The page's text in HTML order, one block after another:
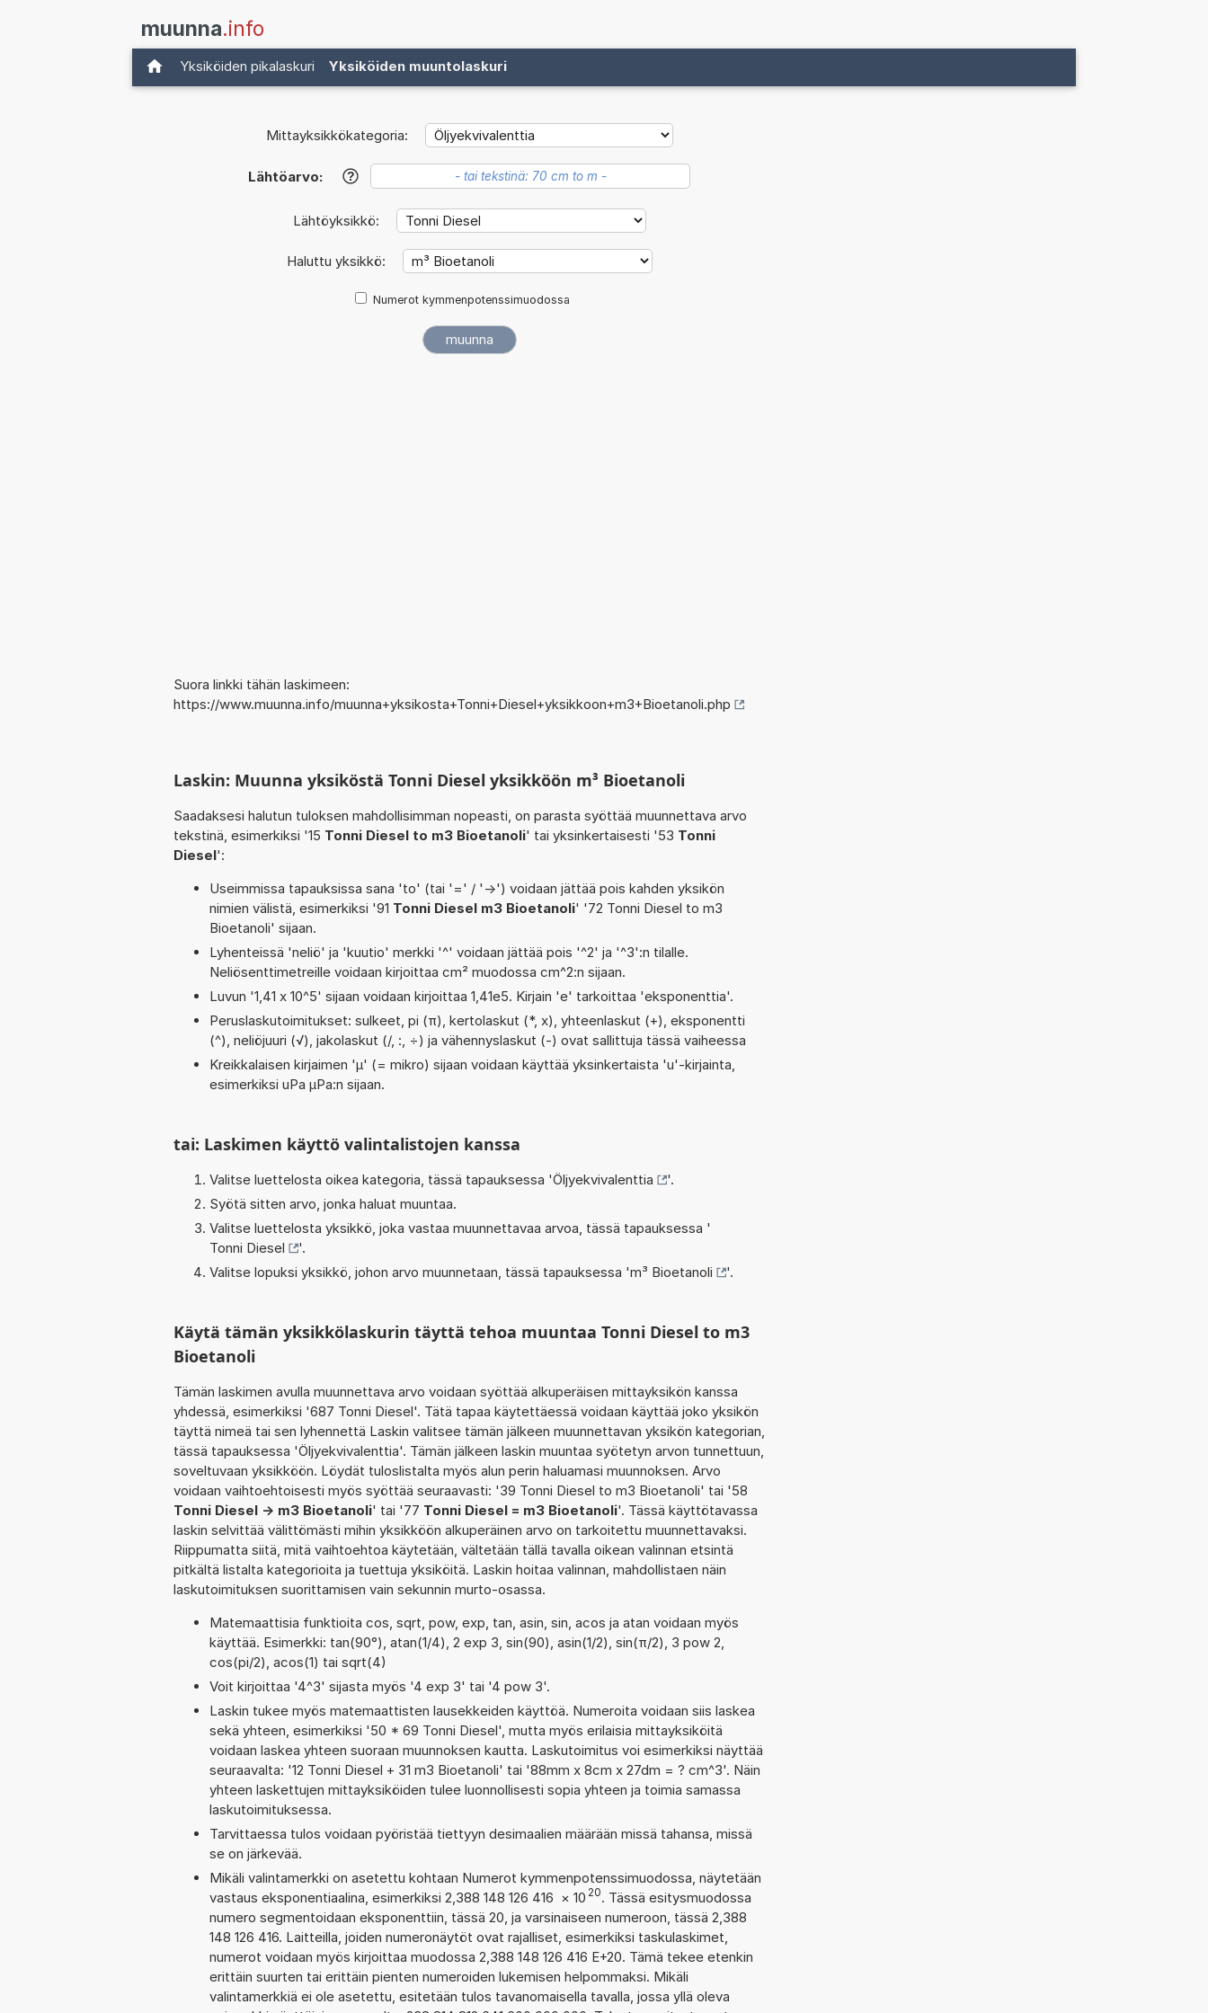
muunna.info
Yksiköiden pikalaskuri Yksiköiden muuntolaskuri
Mittayksikkökategoria:
Lähtöarvo: ?
Lähtöyksikkö:
Haluttu yksikkö:
Numerot kymmenpotenssimuodossa
Suora linkki tähän laskimeen:
https://www.muunna.info/muunna+yksikosta+Tonni+Diesel+yksikkoon+m3+Bioetanoli.php
Laskin: Muunna yksiköstä Tonni Diesel yksikköön m³ Bioetanoli
Saadaksesi halutun tuloksen mahdollisimman nopeasti, on parasta syöttää muunnettava arvo
tekstinä, esimerkiksi '15 Tonni Diesel to m3 Bioetanoli' tai yksinkertaisesti '53 Tonni
Diesel':
Useimmissa tapauksissa sana 'to' (tai '=' / '->') voidaan jättää pois kahden yksikön
nimien välistä, esimerkiksi '91 Tonni Diesel m3 Bioetanoli' '72 Tonni Diesel to m3
Bioetanoli' sijaan.
Lyhenteissä 'neliö' ja 'kuutio' merkki '^' voidaan jättää pois '^2' ja '^3':n tilalle.
Neliösenttimetreille voidaan kirjoittaa cm² muodossa cm^2:n sijaan.
Luvun '1,41 x 10^5' sijaan voidaan kirjoittaa 1,41e5. Kirjain 'e' tarkoittaa 'eksponenttia'.
Peruslaskutoimitukset: sulkeet, pi (π), kertolaskut (*, x), yhteenlaskut (+), eksponentti
(^), neliöjuuri (√), jakolaskut (/, :, ÷) ja vähennyslaskut (-) ovat sallittuja tässä vaiheessa
Kreikkalaisen kirjaimen 'µ' (= mikro) sijaan voidaan käyttää yksinkertaista 'u'-kirjainta,
esimerkiksi uPa µPa:n sijaan.
tai: Laskimen käyttö valintalistojen kanssa
Valitse luettelosta oikea kategoria, tässä tapauksessa 'Öljyekvivalenttia
'.
Syötä sitten arvo, jonka haluat muuntaa.
Valitse luettelosta yksikkö, joka vastaa muunnettavaa arvoa, tässä tapauksessa '
Tonni Diesel
'.
Valitse lopuksi yksikkö, johon arvo muunnetaan, tässä tapauksessa 'm³ Bioetanoli '.
Käytä tämän yksikkölaskurin täyttä tehoa muuntaa Tonni Diesel to m3
Bioetanoli
Tämän laskimen avulla muunnettava arvo voidaan syöttää alkuperäisen mittayksikön kanssa
yhdessä, esimerkiksi '687 Tonni Diesel'. Tätä tapaa käytettäessä voidaan käyttää joko yksikön
täyttä nimeä tai sen lyhennettä Laskin valitsee tämän jälkeen muunnettavan yksikön kategorian,
tässä tapauksessa 'Öljyekvivalenttia'. Tämän jälkeen laskin muuntaa syötetyn arvon tunnettuun,
soveltuvaan yksikköön. Löydät tuloslistalta myös alun perin haluamasi muunnoksen. Arvo
voidaan vaihtoehtoisesti myös syöttää seuraavasti: '39 Tonni Diesel to m3 Bioetanoli' tai '58
Tonni Diesel -> m3 Bioetanoli' tai '77 Tonni Diesel = m3 Bioetanoli'. Tässä käyttötavassa
laskin selvittää välittömästi mihin yksikköön alkuperäinen arvo on tarkoitettu muunnettavaksi.
Riippumatta siitä, mitä vaihtoehtoa käytetään, vältetään tällä tavalla oikean valinnan etsintä
pitkältä listalta kategorioita ja tuettuja yksiköitä. Laskin hoitaa valinnan, mahdollistaen näin
laskutoimituksen suorittamisen vain sekunnin murto-osassa.
Matemaattisia funktioita cos, sqrt, pow, exp, tan, asin, sin, acos ja atan voidaan myös
käyttää. Esimerkki: tan(90°), atan(1/4), 2 exp 3, sin(90), asin(1/2), sin(π/2), 3 pow 2,
cos(pi/2), acos(1) tai sqrt(4)
Voit kirjoittaa '4^3' sijasta myös '4 exp 3' tai '4 pow 3'.
Laskin tukee myös matemaattisten lausekkeiden käyttöä. Numeroita voidaan siis laskea
sekä yhteen, esimerkiksi '50 * 69 Tonni Diesel', mutta myös erilaisia mittayksiköitä
voidaan laskea yhteen suoraan muunnoksen kautta. Laskutoimitus voi esimerkiksi näyttää
seuraavalta: '12 Tonni Diesel + 31 m3 Bioetanoli' tai '88mm x 8cm x 27dm = ? cm^3'. Näin
yhteen laskettujen mittayksiköiden tulee luonnollisesti sopia yhteen ja toimia samassa
laskutoimituksessa.
Tarvittaessa tulos voidaan pyöristää tiettyyn desimaalien määrään missä tahansa, missä
se on järkevää.
Mikäli valintamerkki on asetettu kohtaan Numerot kymmenpotenssimuodossa, näytetään
vastaus eksponentiaalina, esimerkiksi 2,388 148 126 416 × 10 20. Tässä esitysmuodossa
numero segmentoidaan eksponenttiin, tässä 20, ja varsinaiseen numeroon, tässä 2,388
148 126 416. Laitteilla, joiden numeronäytöt ovat rajalliset, esimerkiksi taskulaskimet,
numerot voidaan myös kirjoittaa muodossa 2,388 148 126 416 E+20. Tämä tekee etenkin
erittäin suurten tai erittäin pienten numeroiden lukemisen helpommaksi. Mikäli
valintamerkkiä ei ole asetettu, esitetään tulos tavanomaisella tavalla, jossa yllä oleva